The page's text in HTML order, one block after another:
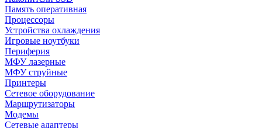
Память оперативная
Процессоры
Устройства охлаждения
Игровые ноутбуки
Периферия
МФУ лазерные
МФУ струйные
Принтеры
Сетевое оборудование
Маршрутизаторы
Модемы
Сетевые адаптеры